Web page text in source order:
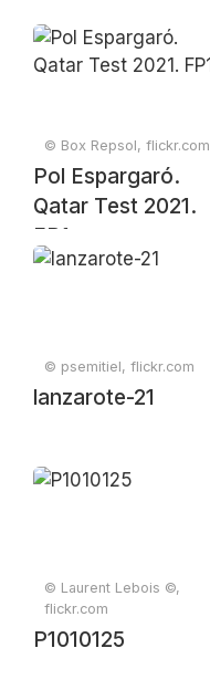
© Box Repsol, flickr.com
Pol Espargaró.
Qatar Test 2021.
FP1
© psemitiel, flickr.com
lanzarote-21
© Laurent Lebois ©,
flickr.com
P1010125